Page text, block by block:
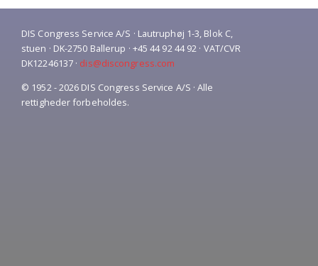
DIS Congress Service A/S · Lautruphøj 1-3, Blok C,
stuen · DK-2750 Ballerup · +45 44 92 44 92 · VAT/CVR
DK12246137 · dis@discongress.com
© 1952 - 2026 DIS Congress Service A/S · Alle
rettigheder forbeholdes.